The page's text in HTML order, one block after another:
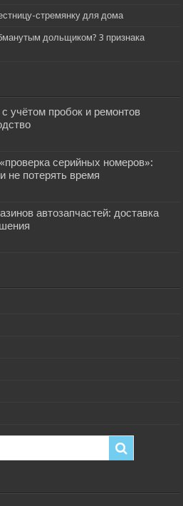
стремянку для дома
дольщиком? 3 признака
с учётом пробок и ремонтов
серийных номеров»:
не потерять время
автозапчастей: доставка